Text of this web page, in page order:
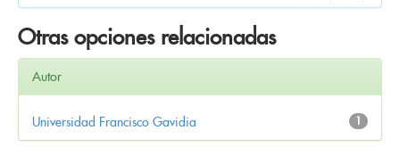
Otras opciones relacionadas
Autor
1
Universidad Francisco Gavidia